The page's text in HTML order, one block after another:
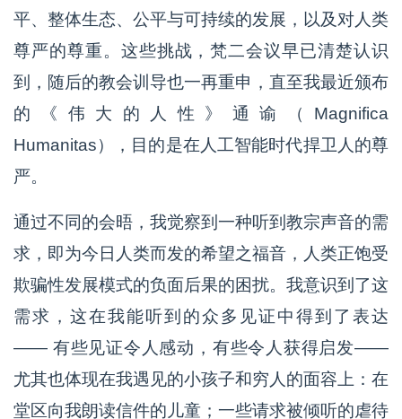
平、整体生态、公平与可持续的发展，以及对人类
尊严的尊重。这些挑战，梵二会议早已清楚认识
到，随后的教会训导也一再重申，直至我最近颁布
的《伟大的人性》通谕（Magnifica
Humanitas），目的是在人工智能时代捍卫人的尊
严。
通过不同的会晤，我觉察到一种听到教宗声音的需
求，即为今日人类而发的希望之福音，人类正饱受
欺骗性发展模式的负面后果的困扰。我意识到了这
需求，这在我能听到的众多见证中得到了表达
—— 有些见证令人感动，有些令人获得启发——
尤其也体现在我遇见的小孩子和穷人的面容上：在
堂区向我朗读信件的儿童；一些请求被倾听的虐待